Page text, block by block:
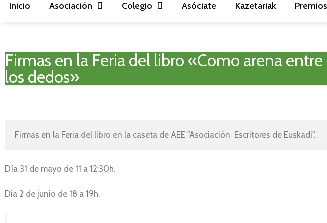
Inicio Asociación Colegio Asóciate Kazetariak Premios
Firmas en la Feria del libro «Como arena entre
los dedos»
Firmas en la Feria del libro en la caseta de AEE "Asociación  Escritores de Euskadi".
Día 31 de mayo de 11 a 12:30h.
Dia 2 de junio de 18 a 19h.